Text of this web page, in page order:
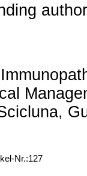
Nr.:127